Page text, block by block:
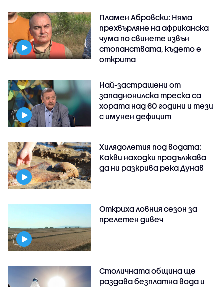
Пламен Абровски: Няма
прехвърляне на африканска
чума по свинете извън
стопанствата, където е
открита
Най-застрашени от
западнонилска треска са
хората над 60 години и тези
с имунен дефицит
Хилядолетия под водата:
Какви находки продължава
да ни разкрива река Дунав
Откриха ловния сезон за
прелетен дивеч
Столичната община ще
раздава безплатна вода и